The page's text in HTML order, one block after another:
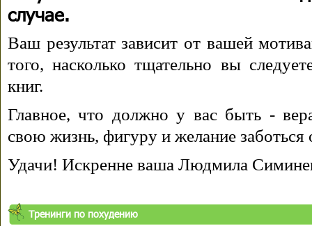
случае.
Ваш результат зависит от вашей
того, насколько тщательно вы
книг.
Главное, что должно у вас быть -
свою жизнь, фигуру и желание заботься
Удачи! Искренне ваша Людмила
Тренинги по похудению